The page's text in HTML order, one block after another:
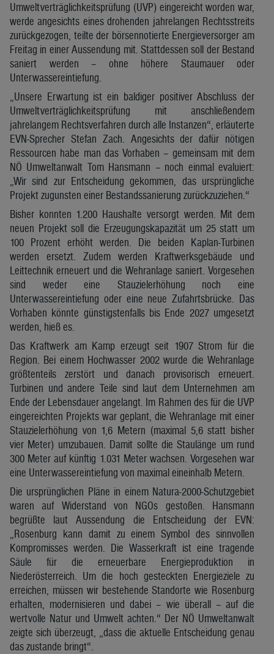
Umweltverträglichkeitsprüfung (UVP) eingereicht worden war,
werde angesichts eines drohenden jahrelangen Rechtsstreits
zurückgezogen, teilte der börsennotierte Energieversorger am
Freitag in einer Aussendung mit. Stattdessen soll der Bestand
saniert werden – ohne höhere Staumauer oder
Unterwassereintiefung.
„Unsere Erwartung ist ein baldiger positiver Abschluss der
Umweltverträglichkeitsprüfung mit anschließendem
jahrelangem Rechtsverfahren durch alle Instanzen“, erläuterte
EVN-Sprecher Stefan Zach. Angesichts der dafür nötigen
Ressourcen habe man das Vorhaben – gemeinsam mit dem
NÖ Umweltanwalt Tom Hansmann – noch einmal evaluiert:
„Wir sind zur Entscheidung gekommen, das ursprüngliche
Projekt zugunsten einer Bestandssanierung zurückzuziehen.“
Bisher konnten 1.200 Haushalte versorgt werden. Mit dem
neuen Projekt soll die Erzeugungskapazität um 25 statt um
100 Prozent erhöht werden. Die beiden Kaplan-Turbinen
werden ersetzt. Zudem werden Kraftwerksgebäude und
Leittechnik erneuert und die Wehranlage saniert. Vorgesehen
sind weder eine Stauzielerhöhung noch eine
Unterwassereintiefung oder eine neue Zufahrtsbrücke. Das
Vorhaben könnte günstigstenfalls bis Ende 2027 umgesetzt
werden, hieß es.
Das Kraftwerk am Kamp erzeugt seit 1907 Strom für die
Region. Bei einem Hochwasser 2002 wurde die Wehranlage
größtenteils zerstört und danach provisorisch erneuert.
Turbinen und andere Teile sind laut dem Unternehmen am
Ende der Lebensdauer angelangt. Im Rahmen des für die UVP
eingereichten Projekts war geplant, die Wehranlage mit einer
Stauzielerhöhung von 1,6 Metern (maximal 5,6 statt bisher
vier Meter) umzubauen. Damit sollte die Staulänge um rund
300 Meter auf künftig 1.031 Meter wachsen. Vorgesehen war
eine Unterwassereintiefung von maximal eineinhalb Metern.
Die ursprünglichen Pläne in einem Natura-2000-Schutzgebiet
waren auf Widerstand von NGOs gestoßen. Hansmann
begrüßte laut Aussendung die Entscheidung der EVN:
„Rosenburg kann damit zu einem Symbol des sinnvollen
Kompromisses werden. Die Wasserkraft ist eine tragende
Säule für die erneuerbare Energieproduktion in
Niederösterreich. Um die hoch gesteckten Energieziele zu
erreichen, müssen wir bestehende Standorte wie Rosenburg
erhalten, modernisieren und dabei – wie überall – auf die
wertvolle Natur und Umwelt achten.“ Der NÖ Umweltanwalt
zeigte sich überzeugt, „dass die aktuelle Entscheidung genau
das zustande bringt“.